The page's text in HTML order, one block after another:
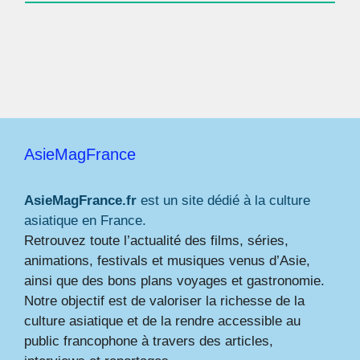
AsieMagFrance
AsieMagFrance.fr est un site dédié à la culture
asiatique en France.
Retrouvez toute l’actualité des films, séries,
animations, festivals et musiques venus d’Asie,
ainsi que des bons plans voyages et gastronomie.
Notre objectif est de valoriser la richesse de la
culture asiatique et de la rendre accessible au
public francophone à travers des articles,